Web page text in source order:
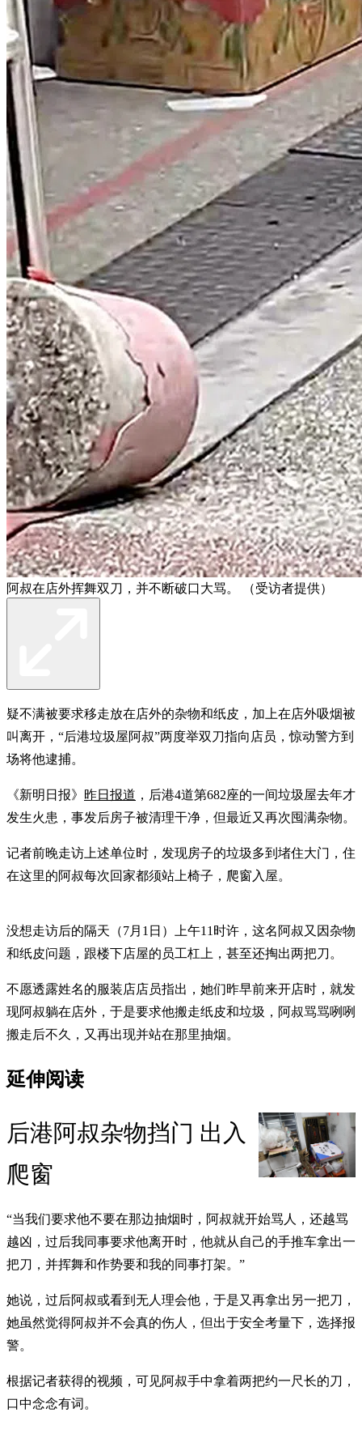
阿叔在店外挥舞双刀，并不断破口大骂。 （受访者提供）
疑不满被要求移走放在店外的杂物和纸皮，加上在店外吸烟被
叫离开，“后港垃圾屋阿叔”两度举双刀指向店员，惊动警方到
场将他逮捕。
《新明日报》 昨日报道 ，后港4道第682座的一间垃圾屋去年才
发生火患，事发后房子被清理干净，但最近又再次囤满杂物。
记者前晚走访上述单位时，发现房子的垃圾多到堵住大门，住
在这里的阿叔每次回家都须站上椅子，爬窗入屋。
没想走访后的隔天（7月1日）上午11时许，这名阿叔又因杂物
和纸皮问题，跟楼下店屋的员工杠上，甚至还掏出两把刀。
不愿透露姓名的服装店店员指出，她们昨早前来开店时，就发
现阿叔躺在店外，于是要求他搬走纸皮和垃圾，阿叔骂骂咧咧
搬走后不久，又再出现并站在那里抽烟。
延伸阅读
后港阿叔杂物挡门 出入
爬窗
“当我们要求他不要在那边抽烟时，阿叔就开始骂人，还越骂
越凶，过后我同事要求他离开时，他就从自己的手推车拿出一
把刀，并挥舞和作势要和我的同事打架。”
她说，过后阿叔或看到无人理会他，于是又再拿出另一把刀，
她虽然觉得阿叔并不会真的伤人，但出于安全考量下，选择报
警。
根据记者获得的视频，可见阿叔手中拿着两把约一尺长的刀，
口中念念有词。